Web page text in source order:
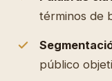
términos de
público